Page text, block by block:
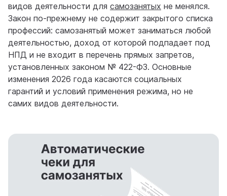
видов деятельности для самозанятых не менялся.
Закон по-прежнему не содержит закрытого списка
профессий: самозанятый может заниматься любой
деятельностью, доход от которой подпадает под
НПД и не входит в перечень прямых запретов,
установленных законом № 422-ФЗ. Основные
изменения 2026 года касаются социальных
гарантий и условий применения режима, но не
самих видов деятельности.